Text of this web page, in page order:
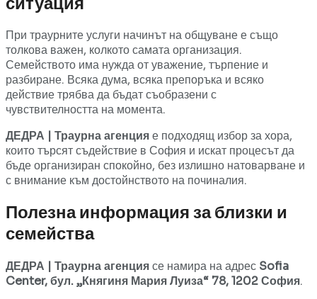
При траурните услуги начинът на общуване е също
толкова важен, колкото самата организация.
Семейството има нужда от уважение, търпение и
разбиране. Всяка дума, всяка препоръка и всяко
действие трябва да бъдат съобразени с
чувствителността на момента.
ДЕДРА | Траурна агенцияе подходящ избор за хора,
които търсят съдействие в София и искат процесът да
бъде организиран спокойно, без излишно натоварване и
с внимание към достойнството на починалия.
Полезна информация за близки и
семейства
ДЕДРА | Траурна агенциясе намира на адрес Sofia
Center, бул. „Княгиня Мария Луиза“ 78, 1202 София.